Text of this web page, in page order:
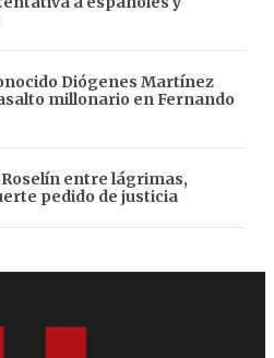
Diógenes Martínez
millonario en Fernando
entre lágrimas,
pedido de justicia